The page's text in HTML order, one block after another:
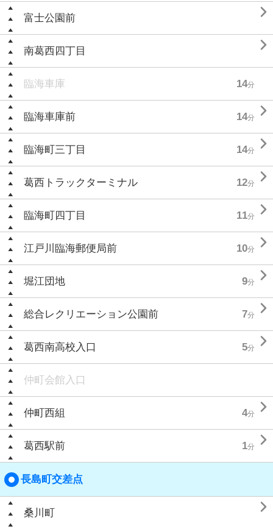
富士公園前 
南葛西四丁目 
臨海車庫 14分
臨海車庫前 14分 
臨海町三丁目 14分 
葛西トラックターミナル 12分 
臨海町四丁目 11分 
江戸川臨海郵便局前 10分 
堀江団地 9分 
総合レクリエーション公園前 7分 
葛西南高校入口 5分 
仲町会館入口
仲町西組 4分 
葛西駅前 1分 
長島町交差点
桑川町 